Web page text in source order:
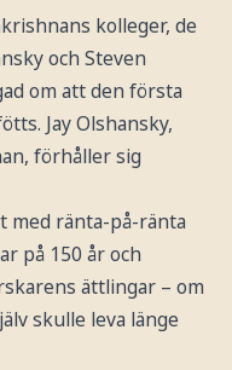
kolleger, de
och Steven
om att den första
Jay Olshansky,
förhåller sig
med ränta-på-ränta
på 150 år och
ättlingar – om
skulle leva länge